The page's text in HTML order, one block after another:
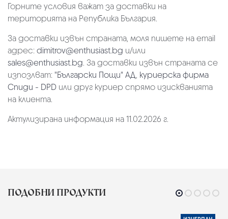
Горните условия важат за доставки на
територията на Република България.
За доставки извън страната, моля пишете на email
адрес: dimitrov@enthusiast.bg и/или
sales@enthusiast.bg. За доставки извън страната се
изпозлват: "Български Пощи" АД, куриерска фирма
Спиди - DPD или друг куриер спрямо изискванията
на клиента.
Актулизирана информация на 11.02.2026 г.
ПОДОБНИ ПРОДУКТИ